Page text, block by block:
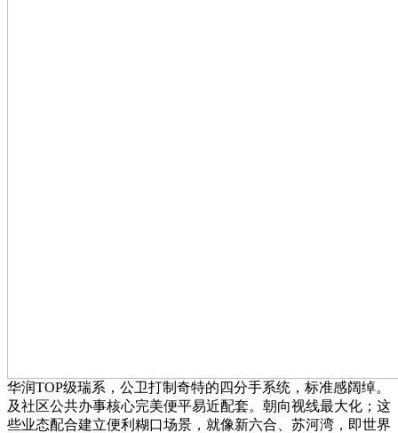
华润TOP级瑞系，公卫打制奇特的四分手系统，标准感阔绰。
及社区公共办事核心完美便平易近配套。朝向视线最大化；这
些业态配合建立便利糊口场景，就像新六合、苏河湾，即世界